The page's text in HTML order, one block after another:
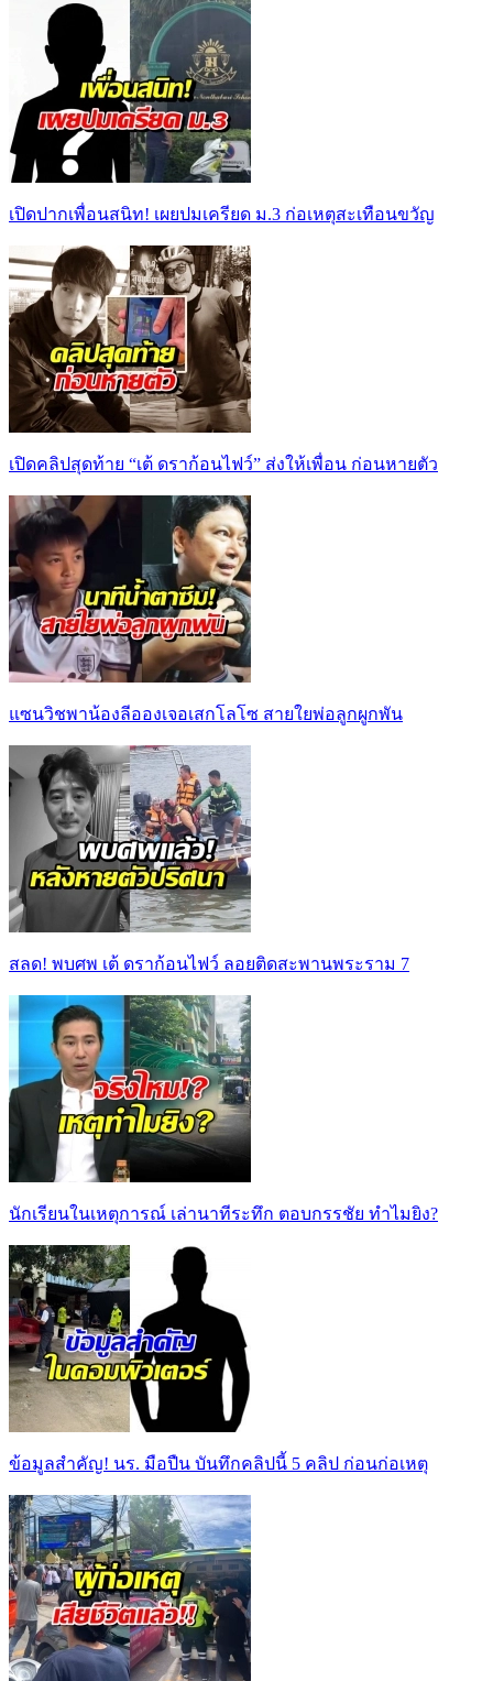
เปิดปากเพื่อนสนิท! เผยปมเครียด ม.3 ก่อเหตุสะเทือนขวัญ
เปิดคลิปสุดท้าย “เต้ ดราก้อนไฟว์” ส่งให้เพื่อน ก่อนหายตัว
แซนวิชพาน้องลีอองเจอเสกโลโซ สายใยพ่อลูกผูกพัน
สลด! พบศพ เต้ ดราก้อนไฟว์ ลอยติดสะพานพระราม 7
นักเรียนในเหตุการณ์ เล่านาทีระทึก ตอบกรรชัย ทำไมยิง?
ข้อมูลสำคัญ! นร. มือปืน บันทึกคลิปนี้ 5 คลิป ก่อนก่อเหตุ